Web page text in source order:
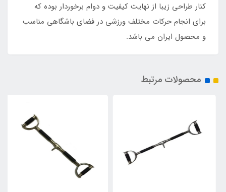
کنار طراحی زیبا از نهایت کیفیت و دوام برخوردار بوده که
برای انجام حرکات مختلف ورزشی در فضای باشگاهی مناسب
و محصول ایران می باشد.
محصولات مرتبط